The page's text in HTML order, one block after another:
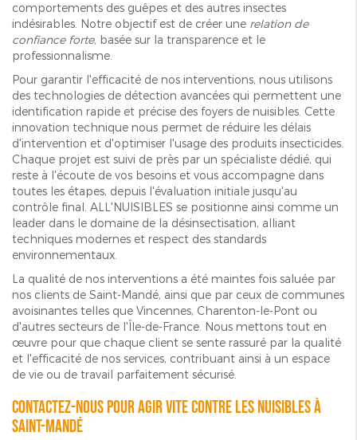
comportements des guêpes et des autres insectes
indésirables. Notre objectif est de créer une relation de
confiance forte, basée sur la transparence et le
professionnalisme.
Pour garantir l'efficacité de nos interventions, nous utilisons
des technologies de détection avancées qui permettent une
identification rapide et précise des foyers de nuisibles. Cette
innovation technique nous permet de réduire les délais
d'intervention et d'optimiser l'usage des produits insecticides.
Chaque projet est suivi de près par un spécialiste dédié, qui
reste à l'écoute de vos besoins et vous accompagne dans
toutes les étapes, depuis l'évaluation initiale jusqu'au
contrôle final. ALL'NUISIBLES se positionne ainsi comme un
leader dans le domaine de la désinsectisation, alliant
techniques modernes et respect des standards
environnementaux.
La qualité de nos interventions a été maintes fois saluée par
nos clients de Saint-Mandé, ainsi que par ceux de communes
avoisinantes telles que Vincennes, Charenton-le-Pont ou
d'autres secteurs de l'Île-de-France. Nous mettons tout en
œuvre pour que chaque client se sente rassuré par la qualité
et l'efficacité de nos services, contribuant ainsi à un espace
de vie ou de travail parfaitement sécurisé.
Contactez-nous pour agir vite contre les nuisibles à
Saint-Mandé